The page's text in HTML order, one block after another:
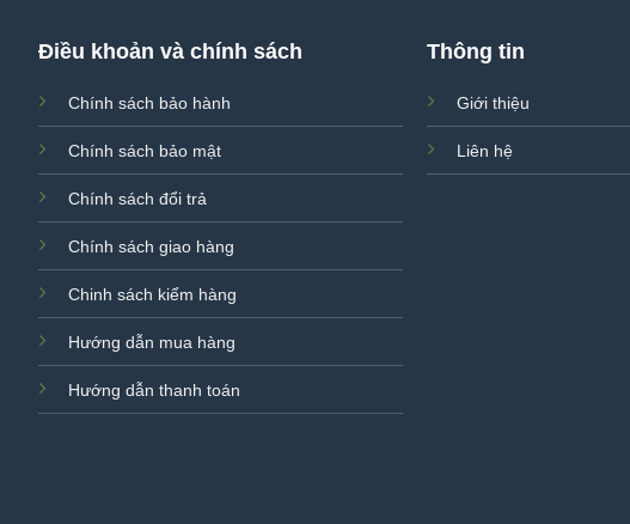
Điều khoản và chính sách
Chính sách bảo hành
Chính sách bảo mật
Chính sách đổi trả
Chính sách giao hàng
Chinh sách kiểm hàng
Hướng dẫn mua hàng
Hướng dẫn thanh toán
Thông tin
Giới thiệu
Liên hệ